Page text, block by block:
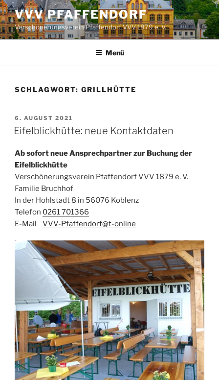
Zum
Inhalt
springen
VVV PFAFFENDORF
Verschönerungsverein Pfaffendorf VVV 1879 e. V.
Menü
SCHLAGWORT: GRILLHÜTTE
VERÖFFENTLICHT
AM
6. AUGUST 2021
Eifelblickhütte: neue Kontaktdaten
Ab sofort neue Ansprechpartner zur Buchung der
Eifelblickhütte
Verschönerungsverein Pfaffendorf VVV 1879 e. V.
Familie Bruchhof
In der Hohlstadt 8 in 56076 Koblenz
Telefon 0261 701366
E-Mail VVV-Pfaffendorf@t-online